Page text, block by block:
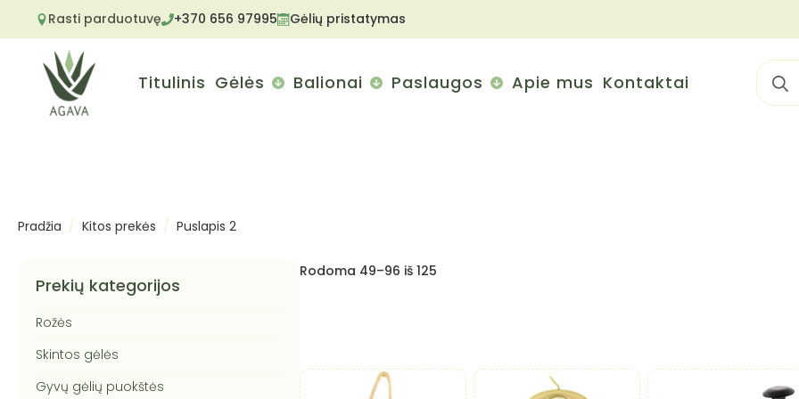
Rasti parduotuvę +370 656 97995 Gėlių pristatymas
Titulinis Gėlės Balionai Paslaugos Apie mus Kontaktai
for:
Pradžia Kitos prekės Puslapis 2
Prekių kategorijos
Rožės
Skintos gėlės
Gyvų gėlių puokštės
Rodoma 49–96 iš 125